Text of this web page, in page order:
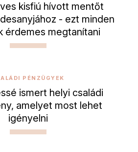
kisfiú hívott mentőt
- ezt minden
érdemes megtanítani
PÉNZÜGYEK
ismert helyi családi
amelyet most lehet
igényelni